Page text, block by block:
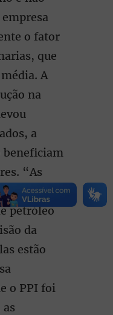
empresa
o fator
que
A
na
a
beneficiam
“As
podem
petróleo
da
estão
o PPI foi